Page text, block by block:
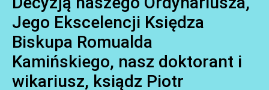
Jego Ekscelencji Księdza
Biskupa Romualda
Kamińskiego, nasz doktorant i
wikariusz, ksiądz Piotr